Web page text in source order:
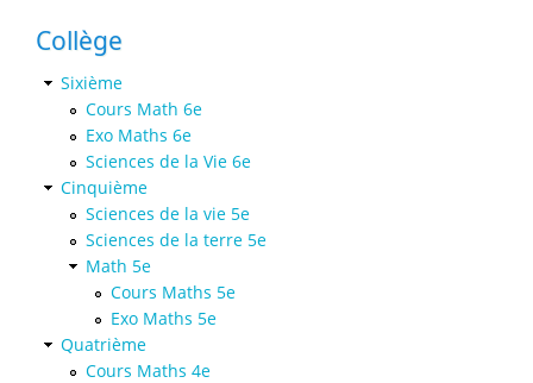
Collège
Sixième
Cours Math 6e
Exo Maths 6e
Sciences de la Vie 6e
Cinquième
Sciences de la vie 5e
Sciences de la terre 5e
Math 5e
Cours Maths 5e
Exo Maths 5e
Quatrième
Cours Maths 4e